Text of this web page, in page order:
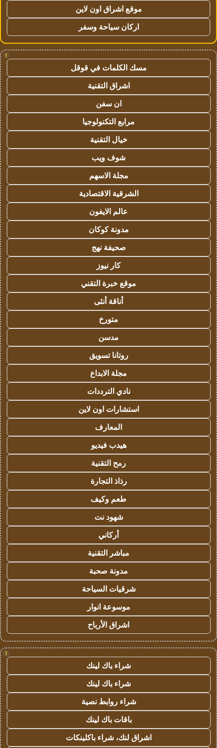
موقع اشراق اون لاين
اركان سياحة وسفر
!
مسك الكلمات في قوقل
اشراق التقنية
ان سفن
مرابع التكنولوجيا
خيال التقنية
شوف ويب
مجلة الاسهم
الشرقية الاقتصادية
عالم الايفون
مدونة كوكان
صحيفة نهج
كار نيوز
موقع خبرة التقني
أناقة أنثى
متورخ
مدسن
روتانا تسويق
مجلة الابداع
نادي الترددات
استشارات اون لاين
المعارف
هيدب فيديو
رمح التقنية
رذاذ التجارة
طعم وكيف
شهود نت
أركاني
مباشر التقنية
مدونة صحبة
شرقيات السياحة
موسوعة انوار
اشراق الأرباح
!
شراء باك لينك
شراء باك لينك
شراء روابط نصية
باقات باك لينك
اشراق لنك، شراء باكلينكات